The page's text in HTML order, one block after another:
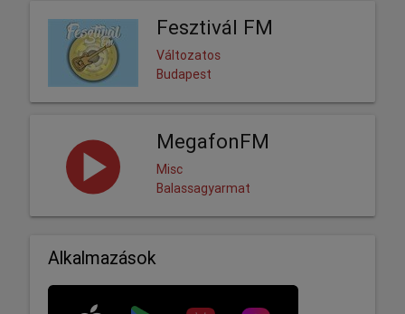
Fesztivál FM
Változatos
Budapest
MegafonFM
Misc
Balassagyarmat
Alkalmazások